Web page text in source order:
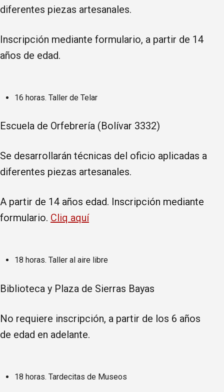
diferentes piezas artesanales.
Inscripción mediante formulario, a partir de 14
años de edad.
16 horas. Taller de Telar
Escuela de Orfebrería (Bolívar 3332)
Se desarrollarán técnicas del oficio aplicadas a
diferentes piezas artesanales.
A partir de 14 años edad. Inscripción mediante
formulario. Cliq aquí
18 horas. Taller al aire libre
Biblioteca y Plaza de Sierras Bayas
No requiere inscripción, a partir de los 6 años
de edad en adelante.
18 horas. Tardecitas de Museos